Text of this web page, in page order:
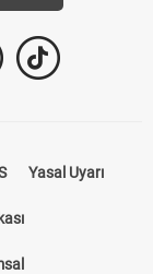
Yasal Uyarı